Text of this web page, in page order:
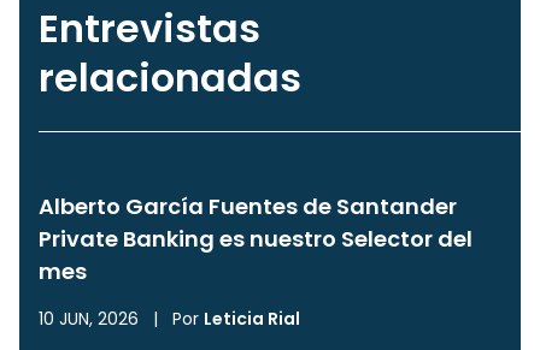
Entrevistas
relacionadas
Alberto García Fuentes de Santander
Private Banking es nuestro Selector del
mes
10 JUN, 2026 | Por Leticia Rial